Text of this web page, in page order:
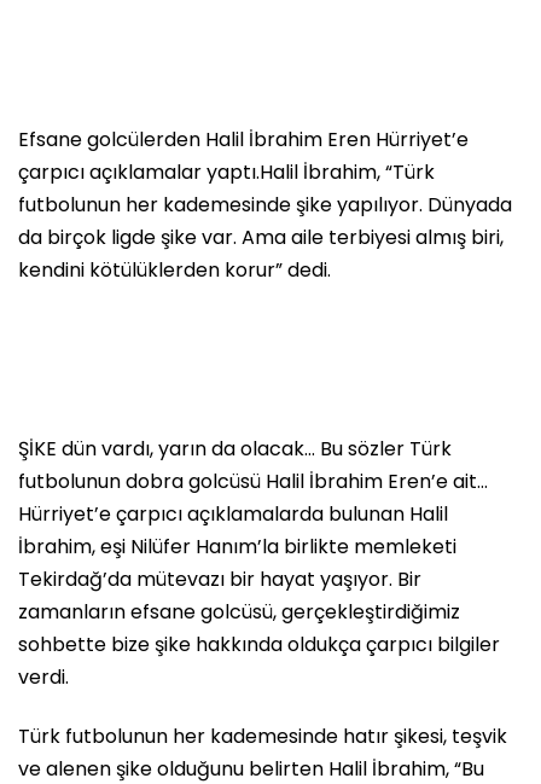
Efsane golcülerden Halil İbrahim Eren Hürriyet’e
çarpıcı açıklamalar yaptı.Halil İbrahim, “Türk
futbolunun her kademesinde şike yapılıyor. Dünyada
da birçok ligde şike var. Ama aile terbiyesi almış biri,
kendini kötülüklerden korur” dedi.
ŞİKE dün vardı, yarın da olacak… Bu sözler Türk
futbolunun dobra golcüsü Halil İbrahim Eren’e ait…
Hürriyet’e çarpıcı açıklamalarda bulunan Halil
İbrahim, eşi Nilüfer Hanım’la birlikte memleketi
Tekirdağ’da mütevazı bir hayat yaşıyor. Bir
zamanların efsane golcüsü, gerçekleştirdiğimiz
sohbette bize şike hakkında oldukça çarpıcı bilgiler
verdi.
Türk futbolunun her kademesinde hatır şikesi, teşvik
ve alenen şike olduğunu belirten Halil İbrahim, “Bu